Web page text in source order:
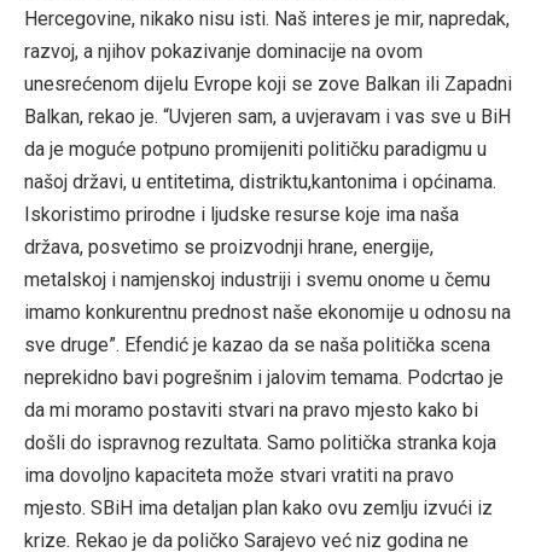
Hercegovine, nikako nisu isti. Naš interes je mir, napredak,
razvoj, a njihov pokazivanje dominacije na ovom
unesrećenom dijelu Evrope koji se zove Balkan ili Zapadni
Balkan, rekao je. “Uvjeren sam, a uvjeravam i vas sve u BiH
da je moguće potpuno promijeniti političku paradigmu u
našoj državi, u entitetima, distriktu,kantonima i općinama.
Iskoristimo prirodne i ljudske resurse koje ima naša
država, posvetimo se proizvodnji hrane, energije,
metalskoj i namjenskoj industriji i svemu onome u čemu
imamo konkurentnu prednost naše ekonomije u odnosu na
sve druge”. Efendić je kazao da se naša politička scena
neprekidno bavi pogrešnim i jalovim temama. Podcrtao je
da mi moramo postaviti stvari na pravo mjesto kako bi
došli do ispravnog rezultata. Samo politička stranka koja
ima dovoljno kapaciteta može stvari vratiti na pravo
mjesto. SBiH ima detaljan plan kako ovu zemlju izvući iz
krize. Rekao je da poličko Sarajevo već niz godina ne